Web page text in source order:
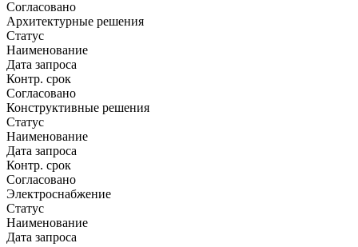
Согласовано
Архитектурные решения
Статус
Наименование
Дата запроса
Контр. срок
Согласовано
Конструктивные решения
Статус
Наименование
Дата запроса
Контр. срок
Согласовано
Электроснабжение
Статус
Наименование
Дата запроса